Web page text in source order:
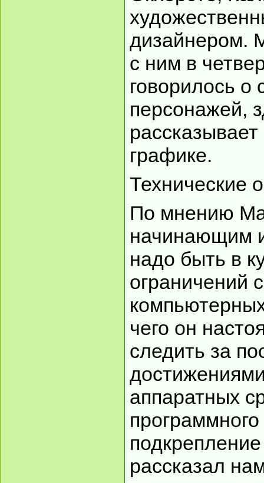
дизайнером.
с ним в
говорилось о
персонажей,
графике.
Технические
По мнению
начинающим
надо быть в
ограничений
чего он
следить за
аппаратных
рассказал